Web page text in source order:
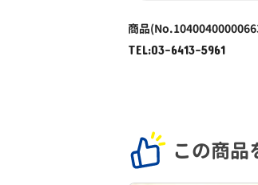
商品
TEL:03-6413-5961
この商品